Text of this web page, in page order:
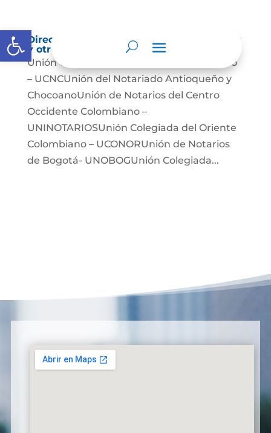
Abrir barra de herramientas
Directorio de agremiaciones, asociaciones
y otros grupos de interés
Unión Colegiada de Notariado Colombiano
– UCNCUnión del Notariado Antioqueño y
ChocoanoUnión de Notarios del Centro
Occidente Colombiano –
UNINOTARIOSUnión Colegiada del Oriente
Colombiano – UCONORUnión de Notarios
de Bogotá- UNOBOGUnión Colegiada...